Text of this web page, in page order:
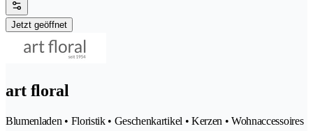
Jetzt geöffnet
art floral
Blumenladen • Floristik • Geschenkartikel • Kerzen • Wohnaccessoires